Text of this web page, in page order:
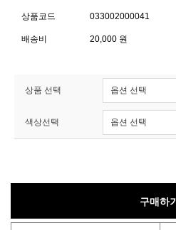
상품코드 033002000041
배송비 20,000 원
상품 선택
색상선택
구매하기